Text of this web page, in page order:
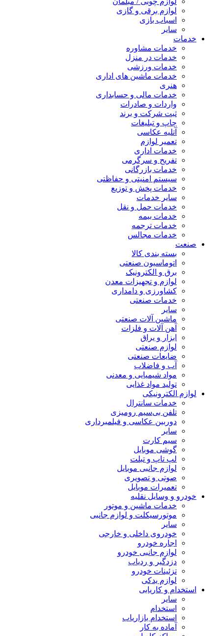
لوازم برقی و گازی
اسباب بازی
سایر
خدمات
خدمات مشاوره
خدمات در منزل
خدمات ورزشی
خدمات ماشین های اداری
هنری
خدمات مالی و حسابداری
واردات و صادرات
ثبت شرکت و برند
چاپ و تبلیغات
آتلیه عکاسی
تعمیر لوازم
خدمات اداری
تفریح و سرگرمی
خدمات بازرگانی
سیستم امنیتی و حفاظتی
خدمات پخش و توزیع
سایر خدمات
خدمات حمل و نقل
خدمات بیمه
خدمات ترجمه
خدمات مجالس
صنعت
بسته بندی کالا
اتوماسیون صنعتی
برق و الکترونیک
لوازم و تجهیزات معدن
کشاورزی و دامداری
خدمات صنعتی
سایر
ماشین آلات صنعتی
آهن آلات و فلزات
ابزار و یراق
لوازم صنعتی
ضایعات صنعتی
آب و فاضلاب
مواد شیمیایی و معدنی
تولید مواد غذایی
لوازم الکترونیکی
خدمات سانترال
تلفن بی‌سیم رومیزی
دوربین عکاسی و فیلمبرداری
سایر
سیم کارت
گوشی موبایل
لپ تاپ و تبلت
لوازم جانبی موبایل
صوتی و تصویری
تعمیرات موبایل
خودرو و وسایل نقلیه
خدمات ماشین و موتور
موتورسیکلت و لوازم جانبی
سایر
خودروی داخلی و خارجی
اجاره خودرو
لوازم جانبی خودرو
دزدگیر و ردیاب
تزئینات خودرو
لوازم یدکی
استخدام و کاریابی
سایر
استخدام
استخدام بازاریاب
آماده به کار